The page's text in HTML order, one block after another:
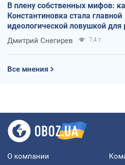
В плену собственных мифов:
Константиновка стала главной
идеологической ловушкой для
оккупантов
Дмитрий Снегирев 7,4 т.
Все мнения
О компании